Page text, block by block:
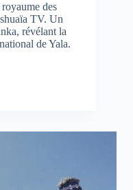
des
TV. Un
révélant la
de Yala.